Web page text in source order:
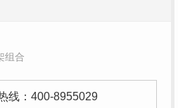
组合
线： 400-8955029